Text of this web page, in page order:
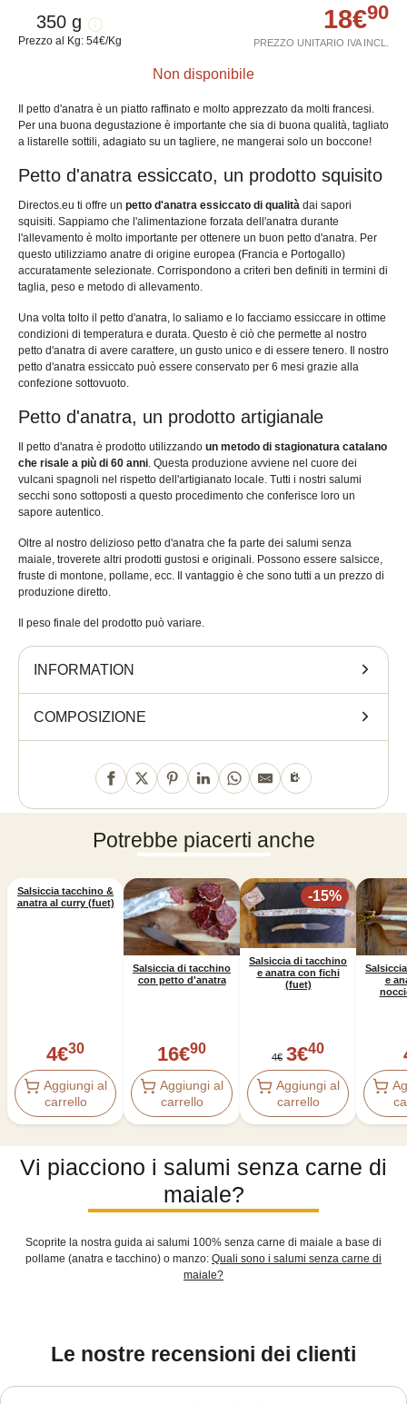
350 g
Prezzo al Kg: 54€/Kg
18€90
PREZZO UNITARIO IVA INCL.
Non disponibile
Il petto d'anatra è un piatto raffinato e molto apprezzato da molti francesi.
Per una buona degustazione è importante che sia di buona qualità, tagliato
a listarelle sottili, adagiato su un tagliere, ne mangerai solo un boccone!
Petto d'anatra essiccato, un prodotto squisito
Directos.eu ti offre un petto d'anatra essiccato di qualità dai sapori
squisiti. Sappiamo che l'alimentazione forzata dell'anatra durante
l'allevamento è molto importante per ottenere un buon petto d'anatra. Per
questo utilizziamo anatre di origine europea (Francia e Portogallo)
accuratamente selezionate. Corrispondono a criteri ben definiti in termini di
taglia, peso e metodo di allevamento.
Una volta tolto il petto d'anatra, lo saliamo e lo facciamo essiccare in ottime
condizioni di temperatura e durata. Questo è ciò che permette al nostro
petto d'anatra di avere carattere, un gusto unico e di essere tenero. Il nostro
petto d'anatra essiccato può essere conservato per 6 mesi grazie alla
confezione sottovuoto.
Petto d'anatra, un prodotto artigianale
Il petto d'anatra è prodotto utilizzando un metodo di stagionatura catalano
che risale a più di 60 anni . Questa produzione avviene nel cuore dei
vulcani spagnoli nel rispetto dell'artigianato locale. Tutti i nostri salumi
secchi sono sottoposti a questo procedimento che conferisce loro un
sapore autentico.
Oltre al nostro delizioso petto d'anatra che fa parte dei salumi senza
maiale, troverete altri prodotti gustosi e originali. Possono essere salsicce,
fruste di montone, pollame, ecc. Il vantaggio è che sono tutti a un prezzo di
produzione diretto.
Il peso finale del prodotto può variare.
INFORMATION
COMPOSIZIONE
Potrebbe piacerti anche
Salsiccia tacchino &
anatra al curry (fuet)
4€30
Aggiungi al
carrello
Salsiccia di tacchino
con petto d'anatra
16€90
Aggiungi al
carrello
-15%
Salsiccia di tacchino
e anatra con fichi
(fuet)
4€ 3€40
Aggiungi al
carrello
e
Vi piacciono i salumi senza carne di
maiale?
Scoprite la nostra guida ai salumi 100% senza carne di maiale a base di
pollame (anatra e tacchino) o manzo: Quali sono i salumi senza carne di
maiale?
Le nostre recensioni dei clienti